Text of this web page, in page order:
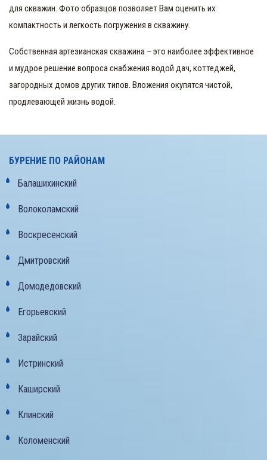
для скважин. Фото образцов позволяет Вам оценить их
компактность и легкость погружения в скважину.
Собственная артезианская скважина – это наиболее эффективное
и мудрое решение вопроса снабжения водой дач, коттеджей,
загородных домов других типов. Вложения окупятся чистой,
продлевающей жизнь водой.
БУРЕНИЕ ПО РАЙОНАМ
Балашихинский
Волоколамский
Воскресенский
Дмитровский
Домодедовский
Егорьевский
Зарайский
Истринский
Каширский
Клинский
Коломенский